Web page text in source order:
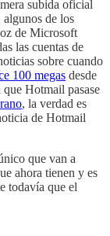
subida oficial
de los
de Microsoft
las cuentas de
sobre cuando
100 megas desde
que Hotmail pasase
, la verdad es
de Hotmail
que van a
ahora tienen y es
todavía que el